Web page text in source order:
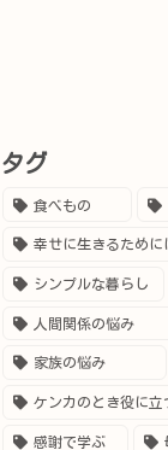
タグ
食べもの
幸せに生きるために
シンプルな暮らし
人間関係の悩み
家族の悩み
ケンカのとき役に立
感謝で学ぶ